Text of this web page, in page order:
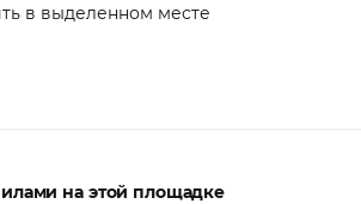
в выделенном месте
на этой площадке